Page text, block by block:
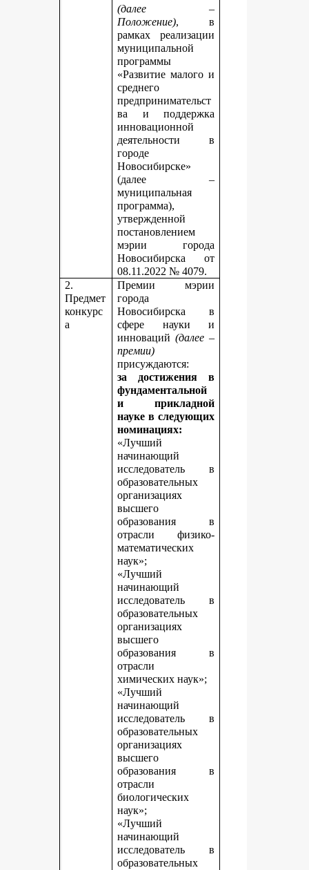
(далее –
Положение), в
рамках реализации
муниципальной
программы
«Развитие малого и
среднего
предпринимательст
ва и поддержка
инновационной
деятельности в
городе
Новосибирске»
(далее –
муниципальная
программа),
утвержденной
постановлением
мэрии города
Новосибирска от
08.11.2022 № 4079.
2.
Предмет
конкурс
а
Премии мэрии
города
Новосибирска в
сфере науки и
инноваций(далее –
премии)
присуждаются:
за достижения в
фундаментальной
и прикладной
наукев следующих
номинациях:
«Лучший
начинающий
исследователь в
образовательных
организациях
высшего
образования в
отрасли физико-
математических
наук»;
«Лучший
начинающий
исследователь в
образовательных
организациях
высшего
образования в
отрасли
химических наук»;
«Лучший
начинающий
исследователь в
образовательных
организациях
высшего
образования в
отрасли
биологических
наук»;
«Лучший
начинающий
исследователь в
образовательных